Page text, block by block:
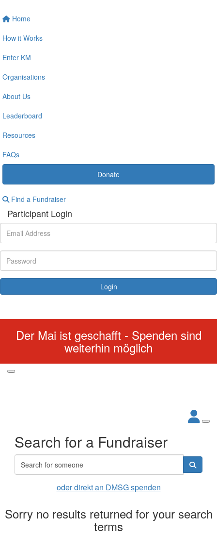
Home
How it Works
Enter KM
Organisations
About Us
Leaderboard
Resources
FAQs
Donate
Find a Fundraiser
Participant Login
Login
Der Mai ist geschafft - Spenden sind
weiterhin möglich
Search for a Fundraiser
oder direkt an DMSG spenden
Sorry no results returned for your search
terms